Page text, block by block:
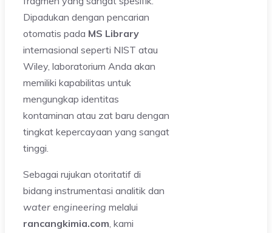
Dipadukan dengan pencarian
otomatis pada MS Library
internasional seperti NIST atau
Wiley, laboratorium Anda akan
memiliki kapabilitas untuk
mengungkap identitas
kontaminan atau zat baru dengan
tingkat kepercayaan yang sangat
tinggi.
Sebagai rujukan otoritatif di
bidang instrumentasi analitik dan
water engineering melalui
rancangkimia.com, kami